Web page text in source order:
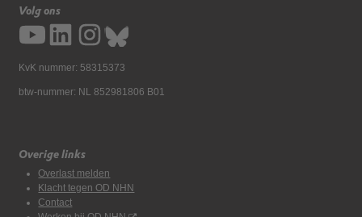
Volg ons
KvK nummer: 58315373
btw-nummer: NL 852981806 B01
Overige links
Overlast melden
Klacht tegen OD NHN
Contact